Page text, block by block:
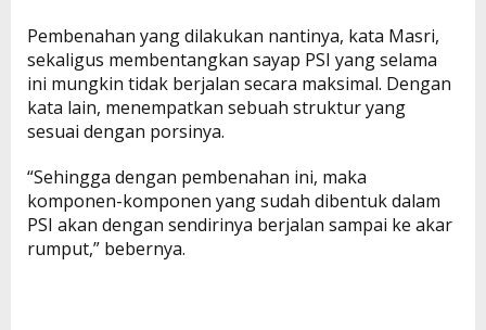
Pembenahan yang dilakukan nantinya, kata Masri,
sekaligus membentangkan sayap PSI yang selama
ini mungkin tidak berjalan secara maksimal. Dengan
kata lain, menempatkan sebuah struktur yang
sesuai dengan porsinya.
“Sehingga dengan pembenahan ini, maka
komponen-komponen yang sudah dibentuk dalam
PSI akan dengan sendirinya berjalan sampai ke akar
rumput,” bebernya.